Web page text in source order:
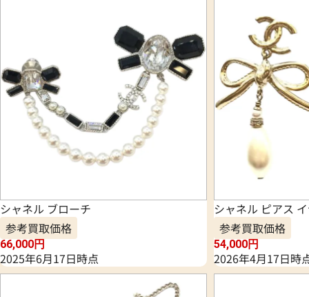
シャネル ブローチ
参考買取価格
66,000円
2025年6月17日時点
シャネル ピアス
参考買取価格
54,000円
2026年4月17日時